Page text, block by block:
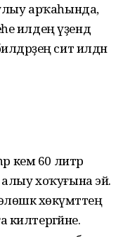
арҡаһында,
илдең үҙендә
сит илдән
кем 60 литр
хоҡуғына эйә.
хөкүмәттең